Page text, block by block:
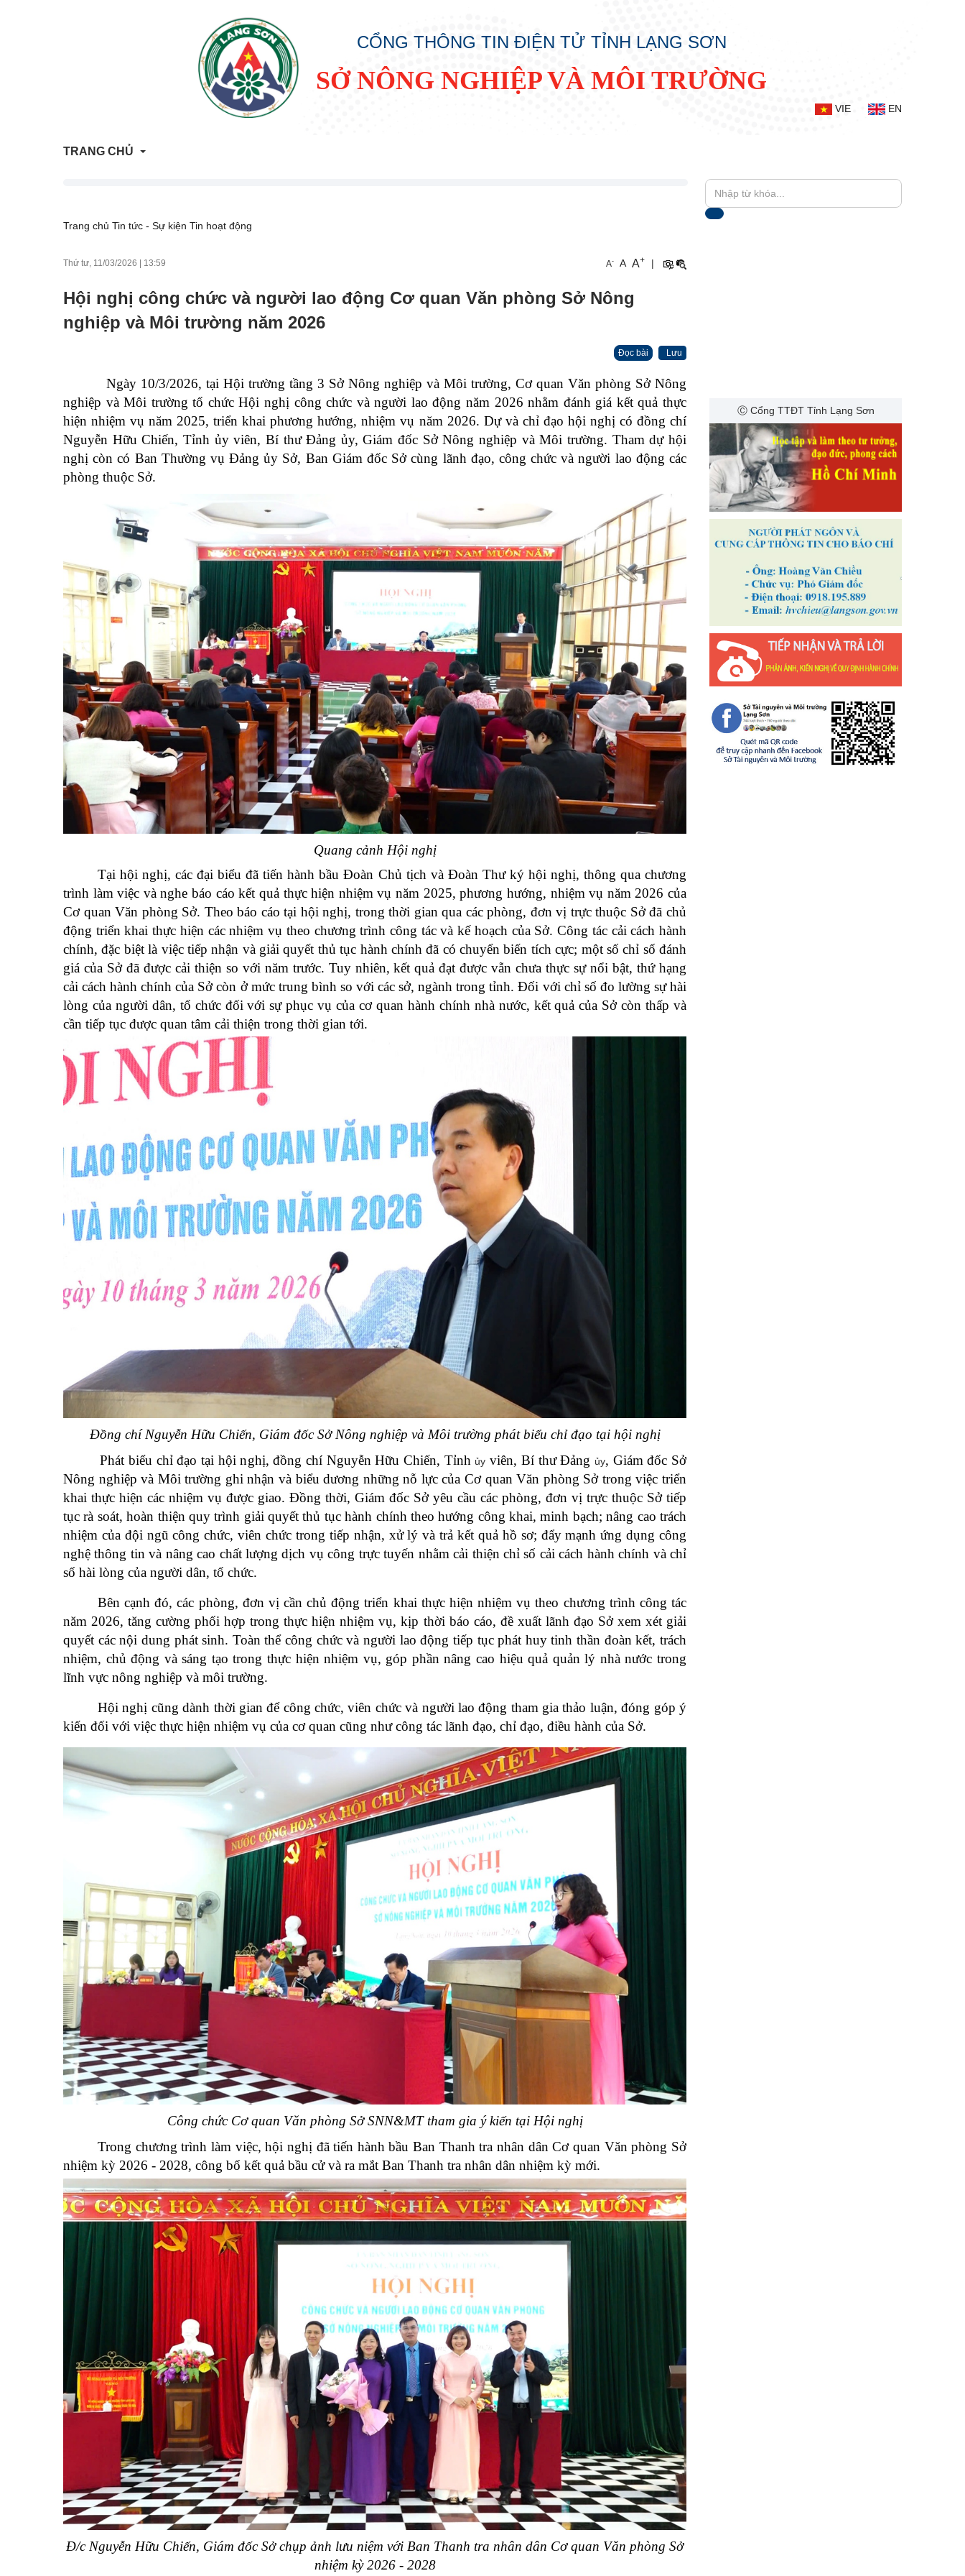
CỔNG THÔNG TIN ĐIỆN TỬ TỈNH LẠNG SƠN
SỞ NÔNG NGHIỆP VÀ MÔI TRƯỜNG
VIE EN
TRANG CHỦ
Trang tham vấn đánh giá tác động môi trường
Ngày Sáng tạo và Đổi mới sáng tạo thế giới (21/4) và Ngày Sở hữu trí tuệ thế giới (26/4)
Luật Đất đai năm 2024Văn bản pháp quy
Danh sách tự công bố sản phẩm
Thông báo hoạt động sản xuất kinh doanh
Kỷ niệm 80 năm Ngày truyền thống Ngành Nông nghiệp và Môi trường
ocop tỉnh lạng sơn
Nông nghiệp thông minh
Trang chủ Tin tức - Sự kiện Tin hoạt động
Thứ tư, 11/03/2026 | 13:59 A- A A+ |
Hội nghị công chức và người lao động Cơ quan Văn phòng Sở Nông
nghiệp và Môi trường năm 2026
Đọc bài Lưu
Ngày 10/3/2026, tại Hội trường tầng 3 Sở Nông nghiệp và Môi trường, Cơ quan Văn phòng Sở Nông
nghiệp và Môi trường tổ chức Hội nghị công chức và người lao động năm 2026 nhằm đánh giá kết quả thực
hiện nhiệm vụ năm 2025, triển khai phương hướng, nhiệm vụ năm 2026. Dự và chỉ đạo hội nghị có đồng chí
Nguyễn Hữu Chiến, Tỉnh ủy viên, Bí thư Đảng ủy, Giám đốc Sở Nông nghiệp và Môi trường. Tham dự hội
nghị còn có Ban Thường vụ Đảng ủy Sở, Ban Giám đốc Sở cùng lãnh đạo, công chức và người lao động các
phòng thuộc Sở.
Quang cảnh Hội nghị
Tại hội nghị, các đại biểu đã tiến hành bầu Đoàn Chủ tịch và Đoàn Thư ký hội nghị, thông qua chương
trình làm việc và nghe báo cáo kết quả thực hiện nhiệm vụ năm 2025, phương hướng, nhiệm vụ năm 2026 của
Cơ quan Văn phòng Sở. Theo báo cáo tại hội nghị, trong thời gian qua các phòng, đơn vị trực thuộc Sở đã chủ
động triển khai thực hiện các nhiệm vụ theo chương trình công tác và kế hoạch của Sở. Công tác cải cách hành
chính, đặc biệt là việc tiếp nhận và giải quyết thủ tục hành chính đã có chuyển biến tích cực; một số chỉ số đánh
giá của Sở đã được cải thiện so với năm trước. Tuy nhiên, kết quả đạt được vẫn chưa thực sự nổi bật, thứ hạng
cải cách hành chính của Sở còn ở mức trung bình so với các sở, ngành trong tỉnh. Đối với chỉ số đo lường sự hài
lòng của người dân, tổ chức đối với sự phục vụ của cơ quan hành chính nhà nước, kết quả của Sở còn thấp và
cần tiếp tục được quan tâm cải thiện trong thời gian tới.
Đồng chí Nguyễn Hữu Chiến, Giám đốcSở Nông nghiệp và Môi trường phát biểu chỉ đạo tại hội nghị
Phát biểu chỉ đạo tại hội nghị, đồng chí Nguyễn Hữu Chiến, Tỉnh ủy viên, Bí thư Đảng ủy, Giám đốc Sở
Nông nghiệp và Môi trường ghi nhận và biểu dương những nỗ lực của Cơ quan Văn phòng Sở trong việc triển
khai thực hiện các nhiệm vụ được giao. Đồng thời, Giám đốc Sở yêu cầu các phòng, đơn vị trực thuộc Sở tiếp
tục rà soát, hoàn thiện quy trình giải quyết thủ tục hành chính theo hướng công khai, minh bạch; nâng cao trách
nhiệm của đội ngũ công chức, viên chức trong tiếp nhận, xử lý và trả kết quả hồ sơ; đẩy mạnh ứng dụng công
nghệ thông tin và nâng cao chất lượng dịch vụ công trực tuyến nhằm cải thiện chỉ số cải cách hành chính và chỉ
số hài lòng của người dân, tổ chức.
Bên cạnh đó, các phòng, đơn vị cần chủ động triển khai thực hiện nhiệm vụ theo chương trình công tác
năm 2026, tăng cường phối hợp trong thực hiện nhiệm vụ, kịp thời báo cáo, đề xuất lãnh đạo Sở xem xét giải
quyết các nội dung phát sinh. Toàn thể công chức và người lao động tiếp tục phát huy tinh thần đoàn kết, trách
nhiệm, chủ động và sáng tạo trong thực hiện nhiệm vụ, góp phần nâng cao hiệu quả quản lý nhà nước trong
lĩnh vực nông nghiệp và môi trường.
Hội nghị cũng dành thời gian để công chức, viên chức và người lao động tham gia thảo luận, đóng góp ý
kiến đối với việc thực hiện nhiệm vụ của cơ quan cũng như công tác lãnh đạo, chỉ đạo, điều hành của Sở.
Công chức Cơ quan Văn phòng Sở SNN&MT tham gia ý kiến tại Hội nghị
Trong chương trình làm việc, hội nghị đã tiến hành bầu Ban Thanh tra nhân dân Cơ quan Văn phòng Sở
nhiệm kỳ 2026 - 2028, công bố kết quả bầu cử và ra mắt Ban Thanh tra nhân dân nhiệm kỳ mới.
Đ/c Nguyễn Hữu Chiến, Giám đốc Sở chụp ảnh lưu niệm với Ban Thanh tra nhân dân Cơ quan Văn phòng Sở
nhiệm kỳ 2026 - 2028
Ⓒ Cổng TTĐT Tỉnh Lạng Sơn